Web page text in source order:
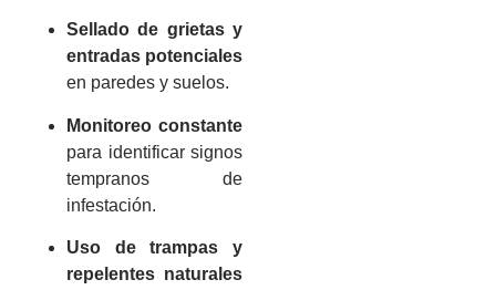
Sellado de grietas y
entradas potenciales
en paredes y suelos.
Monitoreo constante
para identificar signos
tempranos de
infestación.
Uso de trampas y
repelentes naturales